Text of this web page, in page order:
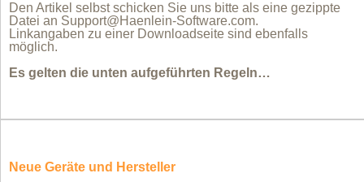
Den Artikel selbst schicken Sie uns bitte als eine gezippte
Datei an Support@Haenlein-Software.com.
Linkangaben zu einer Downloadseite sind ebenfalls
möglich.
Es gelten die unten aufgeführten Regeln…
Neue Geräte und Hersteller